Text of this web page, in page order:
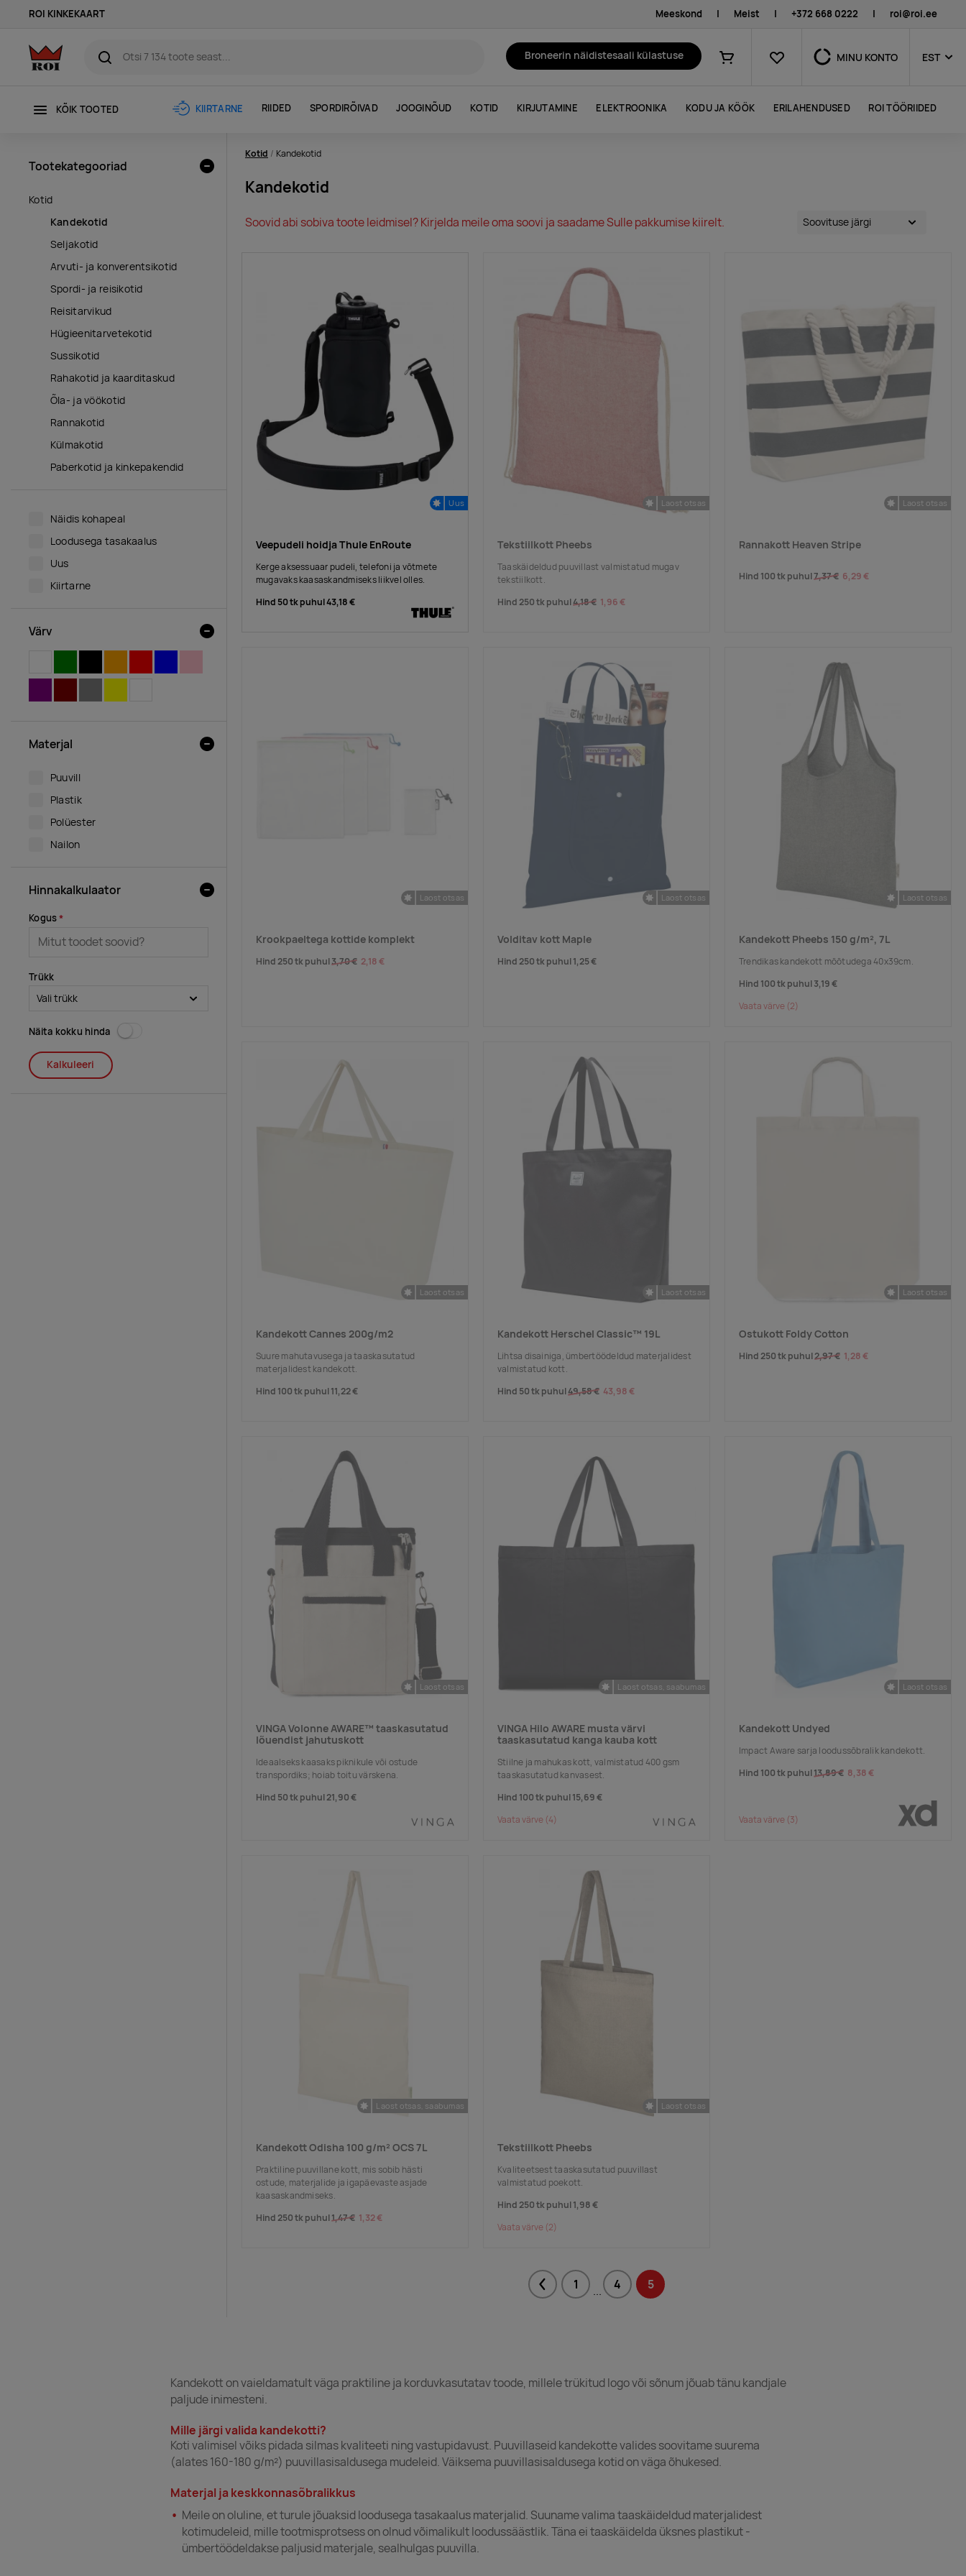
ROI KINKEKAART Meeskond | Meist | +372 668 0222 | roi@roi.ee
Broneerin näidistesaali külastuse
Ostukorv
Lemmikud MINU KONTO EST
KÕIK TOOTED KIIRTARNE RIIDED SPORDIRÕIVAD JOOGINÕUD KOTID KIRJUTAMINE ELEKTROONIKA KODU JA KÖÖK ERILAHENDUSED ROI TÖÖRIIDED
Kotid Kandekotid
Kandekotid
Soovid abi sobiva toote leidmisel? Kirjelda meile oma soovi ja saadame Sulle pakkumise kiirelt.
Uus
Veepudeli hoidja Thule EnRoute
Kerge aksessuaar pudeli, telefoni ja võtmete
mugavaks kaasaskandmiseks liikvel olles.
Hind 50 tk puhul43,18 €
Laost otsas
Tekstiilkott Pheebs
Taaskäideldud puuvillast valmistatud mugav
tekstiilkott.
Hind 250 tk puhul4,18 € 1,96 €
Laost otsas
Rannakott Heaven Stripe
Hind 100 tk puhul7,37 € 6,29 €
Laost otsas
Krookpaeltega kottide komplekt
Hind 250 tk puhul3,70 € 2,18 €
Laost otsas
Volditav kott Maple
Hind 250 tk puhul1,25 €
Laost otsas
Kandekott Pheebs 150 g/m², 7L
Trendikas kandekott mõõtudega 40x39cm.
Hind 100 tk puhul3,19 €
Vaata värve(2)
Laost otsas
Kandekott Cannes 200g/m2
Suure mahutavusega ja taaskasutatud
materjalidest kandekott.
Hind 100 tk puhul11,22 €
Laost otsas
Kandekott Herschel Classic™ 19L
Lihtsa disainiga, ümbertöödeldud materjalidest
valmistatud kott.
Hind 50 tk puhul49,58 € 43,98 €
Laost otsas
Ostukott Foldy Cotton
Hind 250 tk puhul2,97 € 1,28 €
Laost otsas
VINGA Volonne AWARE™ taaskasutatud
lõuendist jahutuskott
Ideaalseks kaasaks piknikule või ostude
transpordiks; hoiab toitu värskena.
Hind 50 tk puhul21,90 €
Laost otsas, saabumas
VINGA Hilo AWARE musta värvi
taaskasutatud kanga kauba kott
Stiilne ja mahukas kott, valmistatud 400 gsm
taaskasutatud kanvasest.
Hind 100 tk puhul15,69 €
Vaata värve(4)
Laost otsas
Kandekott Undyed
Impact Aware sarja loodussõbralik kandekott.
Hind 100 tk puhul13,89 € 8,38 €
Vaata värve(3)
Laost otsas, saabumas
Kandekott Odisha 100 g/m² OCS 7L
Praktiline puuvillane kott, mis sobib hästi
ostude, materjalide ja igapäevaste asjade
kaasaskandmiseks.
Hind 250 tk puhul1,47 € 1,32 €
Laost otsas
Tekstiilkott Pheebs
Kvaliteetsest taaskasutatud puuvillast
valmistatud poekott.
Hind 250 tk puhul1,98 €
Vaata värve(2)
Previous
1 ... 4 5
Tootekategooriad
Kotid
Kandekotid
Seljakotid
Arvuti- ja konverentsikotid
Spordi- ja reisikotid
Reisitarvikud
Hügieenitarvetekotid
Sussikotid
Rahakotid ja kaarditaskud
Õla- ja vöökotid
Rannakotid
Külmakotid
Paberkotid ja kinkepakendid
Näidis kohapeal
Loodusega tasakaalus
Uus
Kiirtarne
Värv
Materjal
Puuvill
Plastik
Polüester
Nailon
Hinnakalkulaator
Kogus
Trükk
Näita kokku hinda
Kalkuleeri
Kandekott on vaieldamatult väga praktiline ja korduvkasutatav toode, millele trükitud logo või sõnum jõuab tänu kandjale
paljude inimesteni.
Mille järgi valida kandekotti?
Koti valimisel võiks pidada silmas kvaliteeti ning vastupidavust. Puuvillaseid kandekotte valides soovitame suurema
(alates 160-180 g/m²) puuvillasisaldusega mudeleid. Väiksema puuvillasisaldusega kotid on väga õhukesed.
Materjal ja keskkonnasõbralikkus
Meile on oluline, et turule jõuaksid loodusega tasakaalus materjalid. Suuname valima taaskäideldud materjalidest
kotimudeleid, mille tootmisprotsess on olnud võimalikult loodussäästlik. Täna ei taaskäidelda üksnes plastikut -
ümbertöödeldakse paljusid materjale, sealhulgas puuvilla.